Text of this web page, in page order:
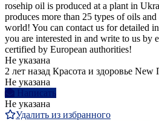
rosehip oil is produced at a plant in
produces more than 25 types of oils
world! You can contact us for detailed
you are interested in and write to us by
certified by European authorities!
Не указана
2 лет назад Красота и здоровье New
Не указана
Написать
Не указана
Удалить из избранного